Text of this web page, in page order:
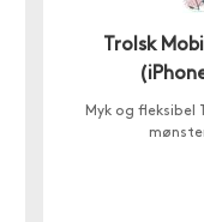
Trolsk
Myk og fleksibel